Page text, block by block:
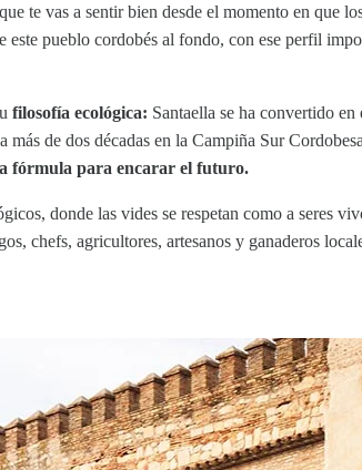
te vas a sentir bien desde el momento en que
pueblo cordobés al fondo, con ese perfil
filosofía ecológica: Santaella se ha convertido
de dos décadas en la Campiña Sur
fórmula para encarar el futuro.
donde las vides se respetan como a seres
chefs, agricultores, artesanos y ganaderos